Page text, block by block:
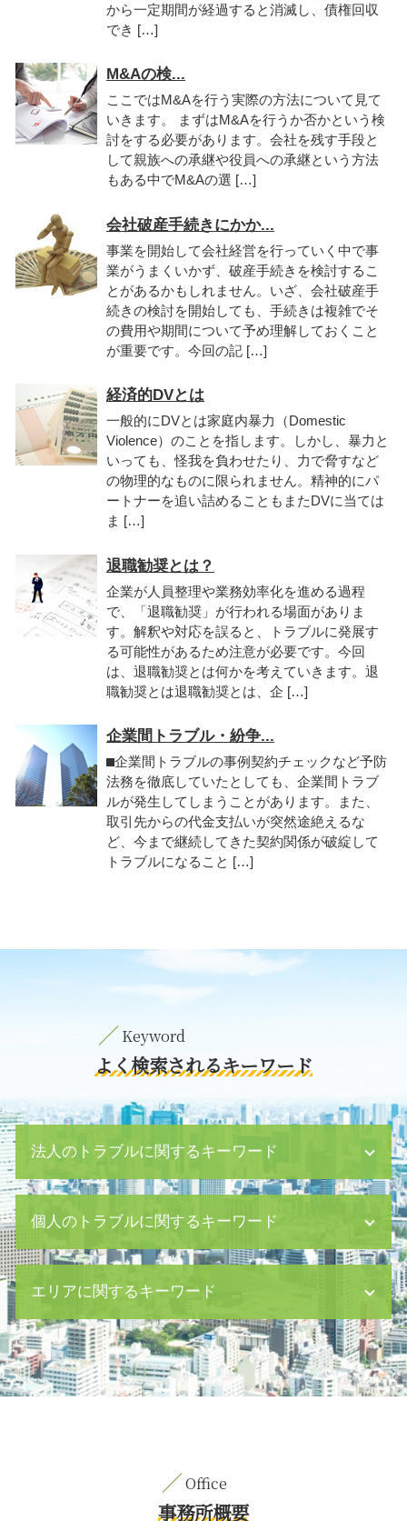
から一定期間が経過すると消滅し、債権回収
でき […]
M&Aの検...
ここではM&Aを行う実際の方法について見て
いきます。 まずはM&Aを行うか否かという検
討をする必要があります。会社を残す手段と
して親族への承継や役員への承継という方法
もある中でM&Aの選 […]
会社破産手続きにかか...
事業を開始して会社経営を行っていく中で事
業がうまくいかず、破産手続きを検討するこ
とがあるかもしれません。いざ、会社破産手
続きの検討を開始しても、手続きは複雑でそ
の費用や期間について予め理解しておくこと
が重要です。今回の記 […]
経済的DVとは
一般的にDVとは家庭内暴力（Domestic
Violence）のことを指します。しかし、暴力と
いっても、怪我を負わせたり、力で脅すなど
の物理的なものに限られません。精神的にパ
ートナーを追い詰めることもまたDVに当ては
ま […]
退職勧奨とは？
企業が人員整理や業務効率化を進める過程
で、「退職勧奨」が行われる場面がありま
す。解釈や対応を誤ると、トラブルに発展す
る可能性があるため注意が必要です。今回
は、退職勧奨とは何かを考えていきます。退
職勧奨とは退職勧奨とは、企 […]
企業間トラブル・紛争...
⬛︎企業間トラブルの事例契約チェックなど予防
法務を徹底していたとしても、企業間トラブ
ルが発生してしまうことがあります。また、
取引先からの代金支払いが突然途絶えるな
ど、今まで継続してきた契約関係が破綻して
トラブルになること […]
よく検索されるキーワード
法人のトラブルに関するキーワード
仮差押 手順
パワハラ 訴える
法令 遵守
仮差押 費用
セクハラ 処分
企業 買収 m&a
債務超過 貸借対照表
資金繰り ショート
個人のトラブルに関するキーワード
自動車損害賠償保障法 事故
相続 10 ヶ月
公正証書遺言 証人
就業規則 ハラスメント
遺留分 侵害 請求
財産管理権 親権
離婚 調停 別居 生活費
エリアに関するキーワード
労働問題 新宿区 相談
交通事故 日比谷 相談
交通事故 目黒区 相談
債権回収 新宿区 弁護士
M&A 八丁堀 弁護士事務所概要